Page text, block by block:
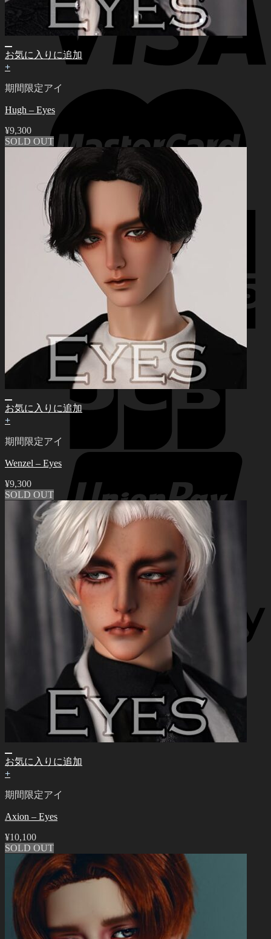
お気に入りに追加
+
期間限定アイ
Hugh – Eyes
¥9,300
SOLD OUT
お気に入りに追加
+
期間限定アイ
Wenzel – Eyes
¥9,300
SOLD OUT
お気に入りに追加
+
期間限定アイ
Axion – Eyes
¥10,100
SOLD OUT